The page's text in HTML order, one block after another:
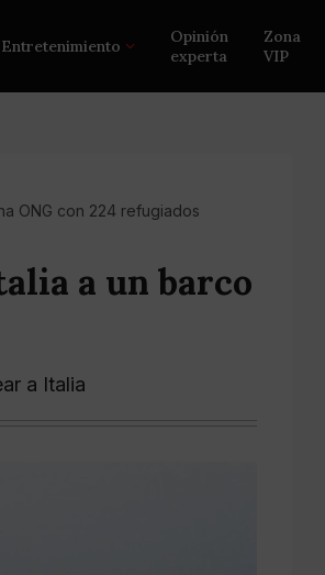
Entretenimiento
Opinión
experta
Zona
VIP
ONG con 224 refugiados
a un barco
a Italia